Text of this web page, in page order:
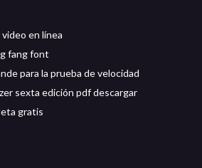
en línea
fang font
para la prueba de velocidad
sexta edición pdf descargar
gratis